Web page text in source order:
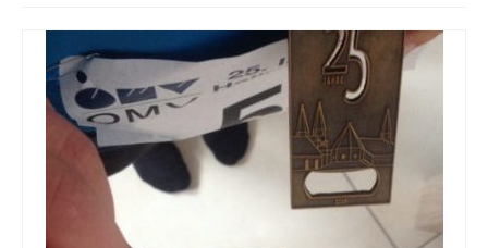
muveLIVELY
muveBOLDLY
muveFAR